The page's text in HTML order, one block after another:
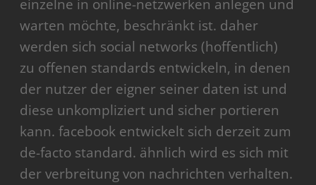
einzelne in online-netzwerken anlegen und
warten möchte, beschränkt ist. daher
werden sich social networks (hoffentlich)
zu offenen standards entwickeln, in denen
der nutzer der eigner seiner daten ist und
diese unkompliziert und sicher portieren
kann. facebook entwickelt sich derzeit zum
de-facto standard. ähnlich wird es sich mit
der verbreitung von nachrichten verhalten.